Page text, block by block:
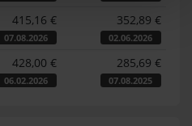
415,16 €
07.08.2026
352,89 €
02.06.2026
428,00 €
06.02.2026
285,69 €
07.08.2025